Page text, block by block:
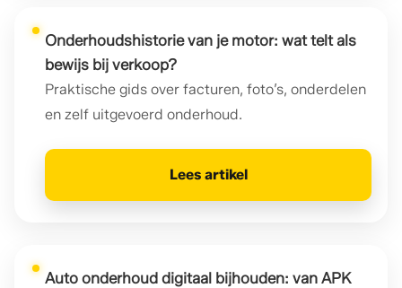
Onderhoudshistorie van je motor: wat telt als
bewijs bij verkoop?
Praktische gids over facturen, foto’s, onderdelen
en zelf uitgevoerd onderhoud.
Lees artikel
Auto onderhoud digitaal bijhouden: van APK